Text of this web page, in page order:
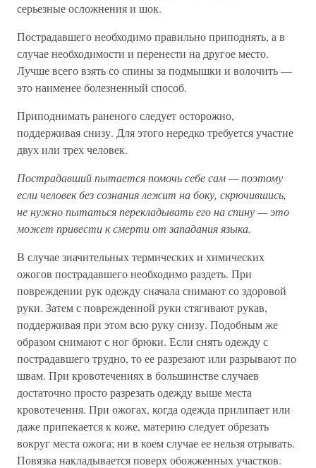
серьезные осложнения и шок.
Пострадавшего необходимо правильно приподнять, а в
случае необходимости и перенести на другое место.
Лучше всего взять со спины за подмышки и волочить —
это наименее болезненный способ.
Приподнимать раненого следует осторожно,
поддерживая снизу. Для этого нередко требуется участие
двух или трех человек.
Пострадавший пытается помочь себе сам — поэтому
если человек без сознания лежит на боку, скрючившись,
не нужно пытаться перекладывать его на спину — это
может привести к смерти от западания языка.
В случае значительных термических и химических
ожогов пострадавшего необходимо раздеть. При
повреждении рук одежду сначала снимают со здоровой
руки. Затем с поврежденной руки стягивают рукав,
поддерживая при этом всю руку снизу. Подобным же
образом снимают с ног брюки. Если снять одежду с
пострадавшего трудно, то ее разрезают или разрывают по
швам. При кровотечениях в большинстве случаев
достаточно просто разрезать одежду выше места
кровотечения. При ожогах, когда одежда прилипает или
даже припекается к коже, материю следует обрезать
вокруг места ожога; ни в коем случае ее нельзя отрывать.
Повязка накладывается поверх обожженных участков.